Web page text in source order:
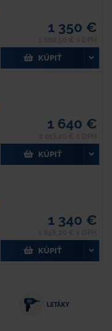
1 350 €
KÚPIŤ
1 640 €
KÚPIŤ
1 340 €
KÚPIŤ
LETÁKY